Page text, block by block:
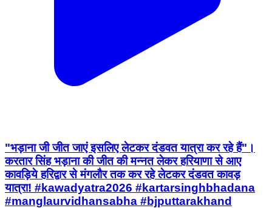
"भड़ाना जी जीत जाएं इसलिए लेटकर दंडवत यात्रा कर रहे हैं"।
करतार सिंह भड़ाना की जीत की मन्नत लेकर हरियाणा से आए
कावड़िये हरिद्वार से मंगलौर तक कर रहे लेटकर दंडवत कावड़
यात्रा! #kawadyatra2026 #kartarsinghbhadana
#manglaurvidhansabha #bjputtarakhand